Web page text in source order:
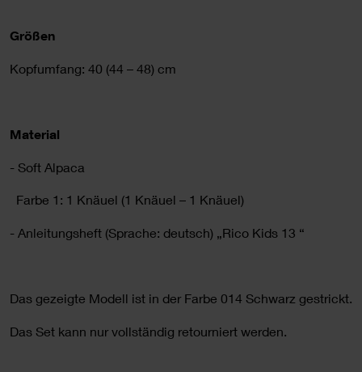
Größen
Kopfumfang: 40 (44 – 48) cm
Material
- Soft Alpaca
Farbe 1: 1 Knäuel (1 Knäuel – 1 Knäuel)
- Anleitungsheft (Sprache: deutsch) „Rico Kids 13 “
Das gezeigte Modell ist in der Farbe 014 Schwarz gestrickt.
Das Set kann nur vollständig retourniert werden.